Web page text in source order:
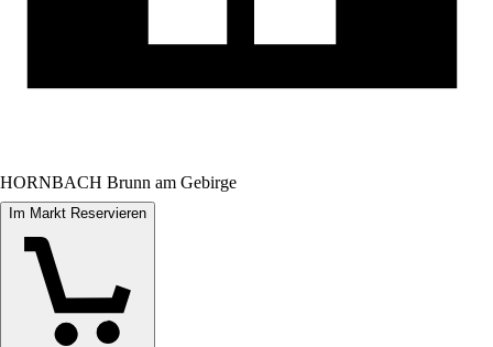
HORNBACH Brunn am Gebirge
Im Markt Reservieren